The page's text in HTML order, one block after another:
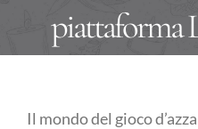
Naturopathic Medicine
Conditions Treated
piattaforma
Il mondo del gioco